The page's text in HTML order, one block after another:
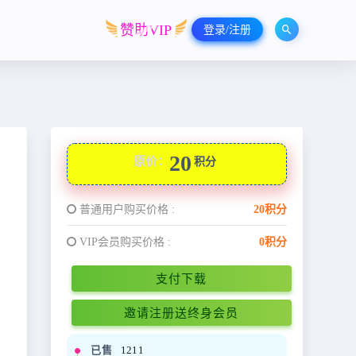
赞助VIP 登录/注册
原价： 20 积分
普通用户购买价格 : 20积分
VIP会员购买价格 : 0积分
支付下载
邀请注册送终身会员
已售 1211